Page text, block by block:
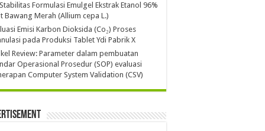
Formulasi Emulgel Ekstrak Etanol 96%
Bawang Merah (Allium cepa L.)
Emisi Karbon Dioksida (Co₂) Proses
pada Produksi Tablet Ydi Pabrik X
Review: Parameter dalam pembuatan
Operasional Prosedur (SOP) evaluasi
Computer System Validation (CSV)